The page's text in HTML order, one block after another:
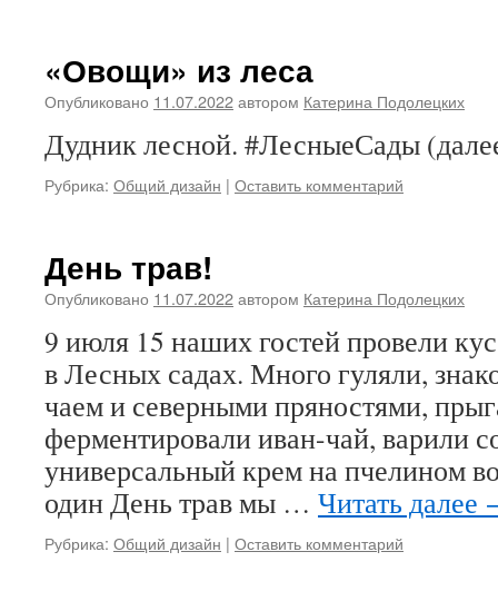
«Овощи» из леса
Опубликовано 11.07.2022автором Катерина Подолецких
Дудник лесной. #ЛесныеСады
Рубрика: Общий дизайн | Оставить комментарий
День трав!
Опубликовано 11.07.2022автором Катерина Подолецких
9 июля 15 наших гостей провели
в Лесных садах. Много гуляли,
чаем и северными пряностями,
ферментировали иван-чай, варили
универсальный крем на пчелином
один День трав мы … Читать далее
Рубрика: Общий дизайн | Оставить комментарий